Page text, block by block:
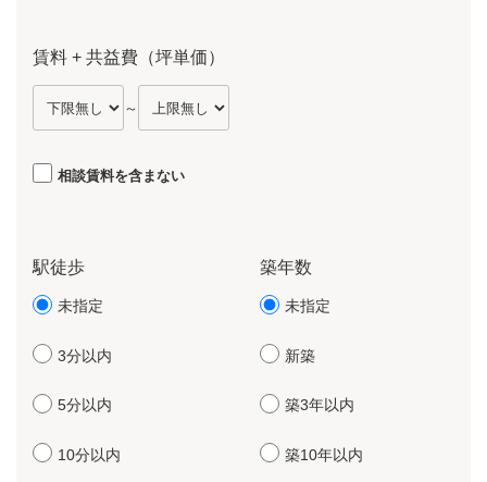
賃料 + 共益費（坪単価）
～
相談賃料を含まない
駅徒歩
未指定
3分以内
5分以内
10分以内
築年数
未指定
新築
築3年以内
築10年以内